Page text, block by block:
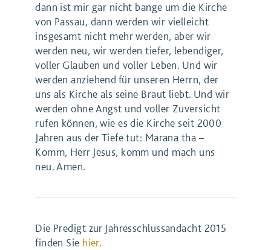
dann ist mir gar nicht bange um die Kirche
von Passau, dann werden wir vielleicht
insgesamt nicht mehr werden, aber wir
werden neu, wir werden tiefer, lebendiger,
voller Glauben und voller Leben. Und wir
werden anziehend für unseren Herrn, der
uns als Kirche als seine Braut liebt. Und wir
werden ohne Angst und voller Zuversicht
rufen können, wie es die Kirche seit 2000
Jahren aus der Tiefe tut: Marana tha –
Komm, Herr Jesus, komm und mach uns
neu. Amen.
Die Predigt zur Jahresschlussandacht 2015
finden Sie hier.